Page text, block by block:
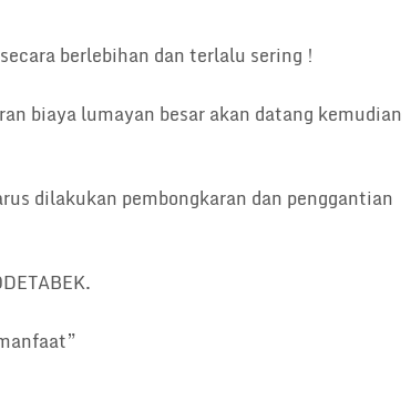
berlebihan dan terlalu sering !
biaya lumayan besar akan datang kemudian
dilakukan pembongkaran dan penggantian